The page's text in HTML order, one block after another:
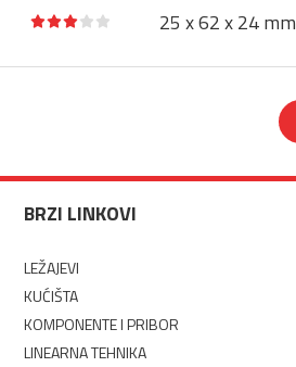
25 x 62 x 24 mm
BRZI LINKOVI
LEŽAJEVI
KUĆIŠTA
KOMPONENTE I PRIBOR
LINEARNA TEHNIKA